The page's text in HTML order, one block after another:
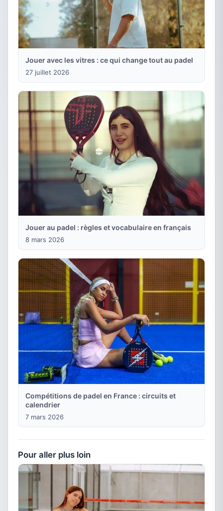
Jouer avec les vitres : ce qui change tout au padel
27 juillet 2026
Jouer au padel : règles et vocabulaire en français
8 mars 2026
Compétitions de padel en France : circuits et
calendrier
7 mars 2026
Pour aller plus loin